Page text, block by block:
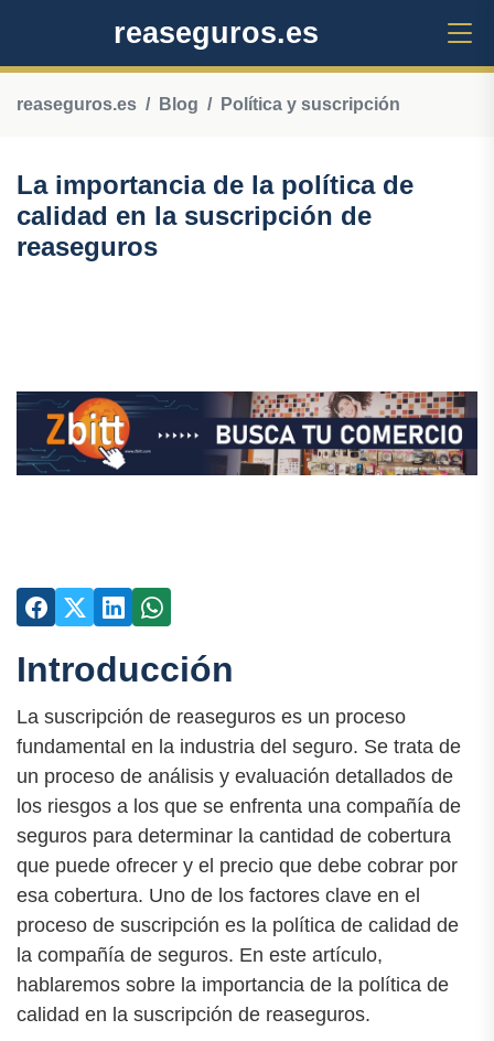
reaseguros.es
reaseguros.es Blog Política y suscripción
La importancia de la política de
calidad en la suscripción de
reaseguros
Introducción
La suscripción de reaseguros es un proceso
fundamental en la industria del seguro. Se trata de
un proceso de análisis y evaluación detallados de
los riesgos a los que se enfrenta una compañía de
seguros para determinar la cantidad de cobertura
que puede ofrecer y el precio que debe cobrar por
esa cobertura. Uno de los factores clave en el
proceso de suscripción es la política de calidad de
la compañía de seguros. En este artículo,
hablaremos sobre la importancia de la política de
calidad en la suscripción de reaseguros.